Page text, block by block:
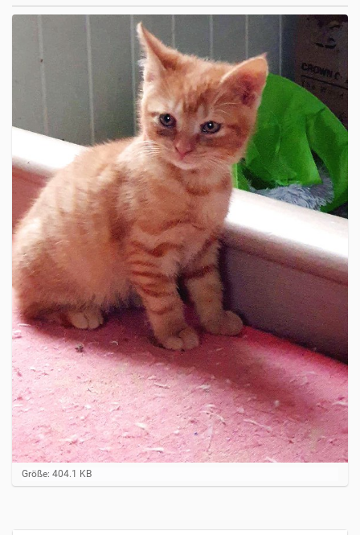
Z
e
e
Größe: 404.1 KB